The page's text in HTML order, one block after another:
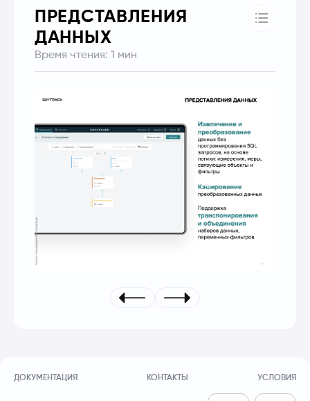
ПРЕДСТАВЛЕНИЯ
ДАННЫХ
Время чтения: 1 мин
ДОКУМЕНТАЦИЯ КОНТАКТЫ УСЛОВИЯ